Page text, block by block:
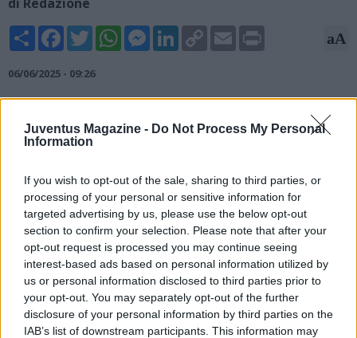
Juventus Magazine - Do Not Process My Personal
Information
If you wish to opt-out of the sale, sharing to third parties, or
processing of your personal or sensitive information for
targeted advertising by us, please use the below opt-out
section to confirm your selection. Please note that after your
opt-out request is processed you may continue seeing
interest-based ads based on personal information utilized by
us or personal information disclosed to third parties prior to
your opt-out. You may separately opt-out of the further
disclosure of your personal information by third parties on the
IAB’s list of downstream participants. This information may
Share FacebookTwitterWhatsAppMessengerLinkedInCopy
Link
Email aA
06/06/2025 - 09:26
nel mirino anche della Juventus: "A maggior ragione se venisse
chiuso il cerchio intorno a Jonathan David, ormai ex Lille,
All’appello mancherebbe ancora un esterno d’attacco: in pole
position c’è Dan Ndoye, che potrebbe salutare Bologna,
anche se la concorrenza è molto ampia e comprende, anche e
soprattutto, il Napoli di Conte".